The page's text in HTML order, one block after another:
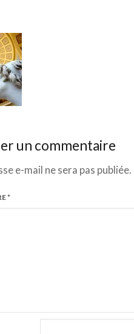
un commentaire
e-mail ne sera pas publiée.
*